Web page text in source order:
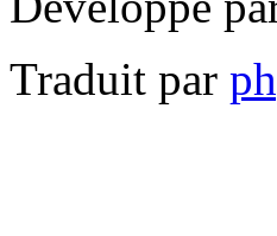
Traduit par